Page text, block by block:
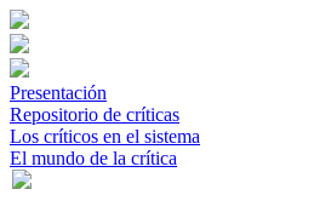
Presentación
Repositorio de críticas
Los críticos en el sistema
El mundo de la crítica